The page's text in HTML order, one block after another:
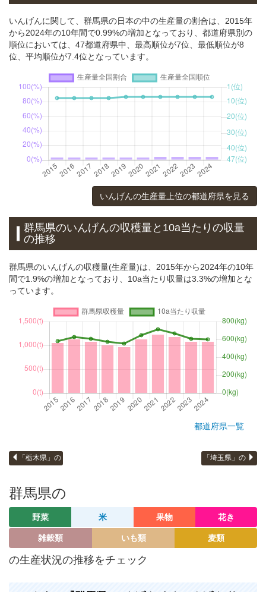
いんげんに関して、群馬県の日本の中の生産量の割合は、2015年
から2024年の10年間で0.99%の増加となっており、都道府県別の
順位においては、47都道府県中、最高順位が7位、最低順位が8
位、平均順位が7.4位となっています。
いんげんの生産量上位の都道府県を見る
群馬県のいんげんの収穫量と10a当たりの収量
の推移
群馬県のいんげんの収穫量(生産量)は、2015年から2024年の10年
間で1.9%の増加となっており、10a当たり収量は3.3%の増加とな
っています。
都道府県一覧
「栃木県」の 「埼玉県」の
群馬県の
野菜 米 果物 花き
雑穀類 いも類 麦類
の生産状況の推移をチェック